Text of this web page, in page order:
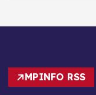
MPINFO RSS